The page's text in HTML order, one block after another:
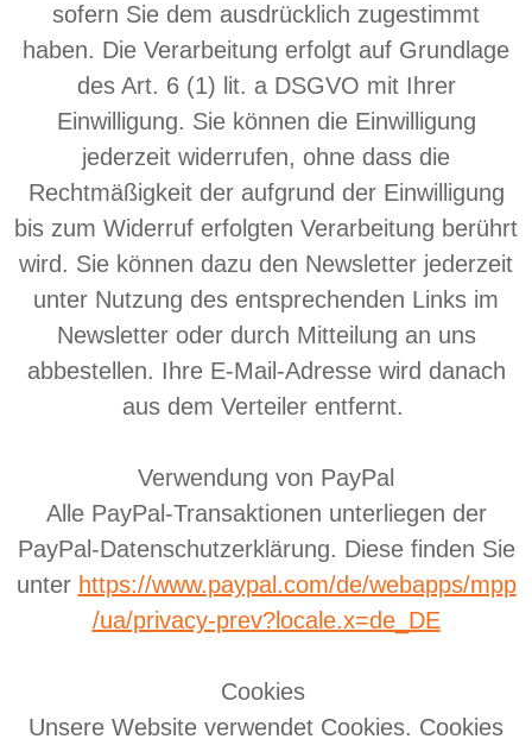
sofern Sie dem ausdrücklich zugestimmt
haben. Die Verarbeitung erfolgt auf Grundlage
des Art. 6 (1) lit. a DSGVO mit Ihrer
Einwilligung. Sie können die Einwilligung
jederzeit widerrufen, ohne dass die
Rechtmäßigkeit der aufgrund der Einwilligung
bis zum Widerruf erfolgten Verarbeitung berührt
wird. Sie können dazu den Newsletter jederzeit
unter Nutzung des entsprechenden Links im
Newsletter oder durch Mitteilung an uns
abbestellen. Ihre E-Mail-Adresse wird danach
aus dem Verteiler entfernt.
Verwendung von PayPal
Alle PayPal-Transaktionen unterliegen der
PayPal-Datenschutzerklärung. Diese finden Sie
unter https://www.paypal.com/de/webapps/mpp
/ua/privacy-prev?locale.x=de_DE
Cookies
Unsere Website verwendet Cookies. Cookies